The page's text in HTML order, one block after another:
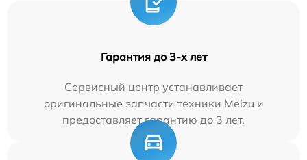
Гарантия до 3-х лет
Сервисный центр устанавливает
оригинальные запчасти техники Meizu и
предоставляет гарантию до 3 лет.